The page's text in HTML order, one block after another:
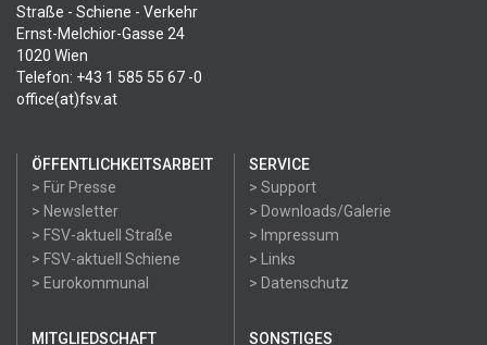
Straße - Schiene - Verkehr
Ernst-Melchior-Gasse 24
1020 Wien
Telefon: +43 1 585 55 67 -0
office(at)fsv.at
ÖFFENTLICHKEITSARBEIT
> Für Presse
> Newsletter
> FSV-aktuell Straße
> FSV-aktuell Schiene
> Eurokommunal
SERVICE
> Support
> Downloads/Galerie
> Impressum
> Links
> Datenschutz
MITGLIEDSCHAFT SONSTIGES